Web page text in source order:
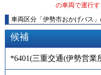
の車両で運行す
車両区分 「 伊勢市おかげバス 」
候補
*6401(三重交通(伊勢営業